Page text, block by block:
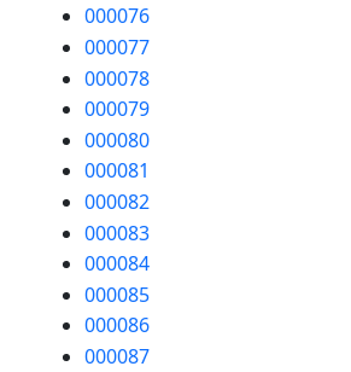
000076
000077
000078
000079
000080
000081
000082
000083
000084
000085
000086
000087